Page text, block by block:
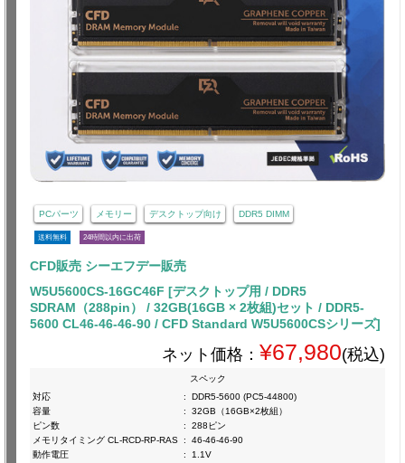
PCパーツ メモリー デスクトップ向け DDR5 DIMM
送料無料 24時間以内に出荷
CFD販売 シーエフデー販売
W5U5600CS-16GC46F [デスクトップ用 / DDR5
SDRAM（288pin） / 32GB(16GB × 2枚組)セット / DDR5-
5600 CL46-46-46-90 / CFD Standard W5U5600CSシリーズ]
ネット価格： ¥67,980(税込)
スペック
対応
:
DDR5-5600 (PC5-44800)
容量
:
32GB（16GB×2枚組）
ピン数
:
288ピン
メモリタイミング CL-RCD-RP-RAS :
46-46-46-90
動作電圧
:
1.1V